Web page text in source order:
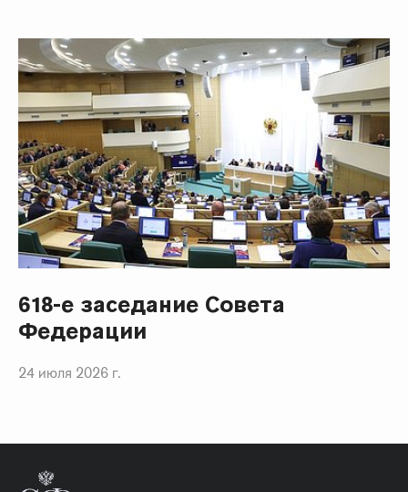
618-е заседание Совета
Федерации
24 июля 2026 г.